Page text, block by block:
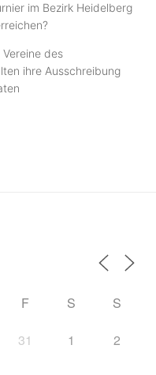
im Bezirk Heidelberg
des
ihre Ausschreibung
F S S
31 1 2